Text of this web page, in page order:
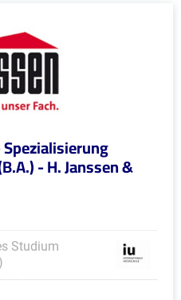
- H. Janssen &
Studium